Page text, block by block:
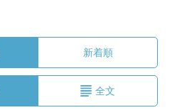
新着順
全文